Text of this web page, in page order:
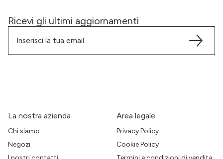
Ricevi gli ultimi aggiornamenti
La nostra azienda
Chi siamo
Negozi
Area legale
Privacy Policy
Cookie Policy